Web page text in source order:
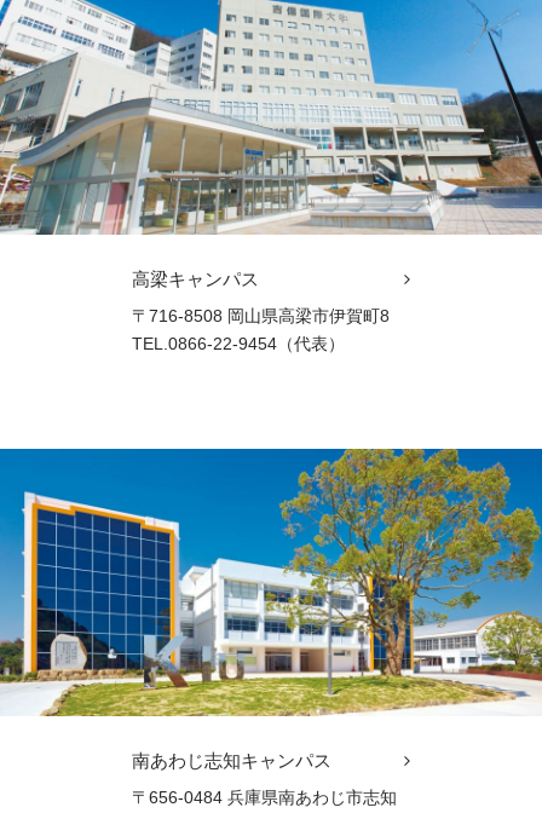
高梁キャンパス
〒716-8508 岡山県高梁市伊賀町8
TEL.0866-22-9454（代表）
南あわじ志知キャンパス
〒656-0484 兵庫県南あわじ市志知